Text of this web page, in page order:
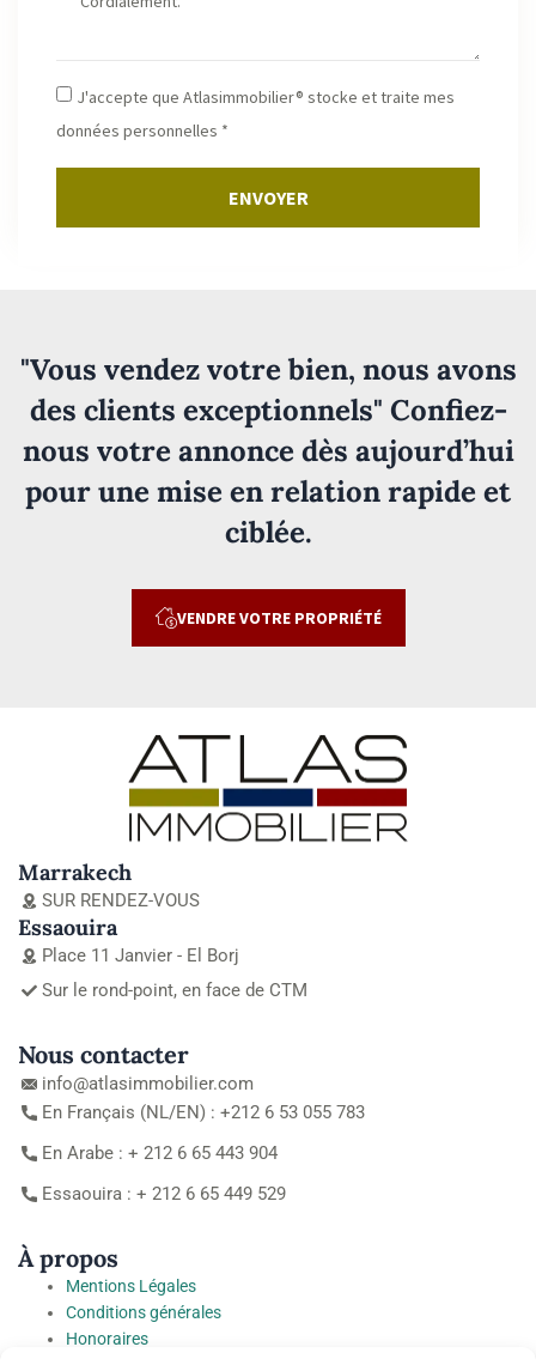
J'accepte que Atlasimmobilier® stocke et traite mes
données personnelles *
ENVOYER
"Vous vendez votre bien, nous avons
des clients exceptionnels" Confiez-
nous votre annonce dès aujourd’hui
pour une mise en relation rapide et
ciblée.
VENDRE VOTRE PROPRIÉTÉ
Marrakech
SUR RENDEZ-VOUS
Essaouira
Place 11 Janvier - El Borj
Sur le rond-point, en face de CTM
Nous contacter
info@atlasimmobilier.com
En Français (NL/EN) : +212 6 53 055 783
En Arabe : + 212 6 65 443 904
Essaouira : + 212 6 65 449 529
À propos
Mentions Légales
Conditions générales
Honoraires